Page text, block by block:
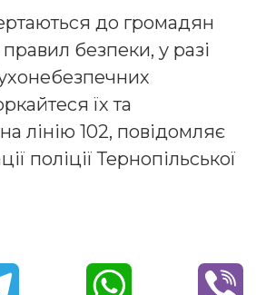
до громадян
безпеки, у разі
їх та
лінію 102, повідомляє
поліції Тернопільської